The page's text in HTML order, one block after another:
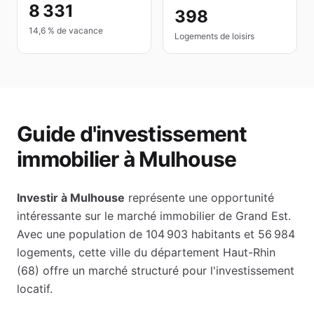
8 331
14,6 % de vacance
398
Logements de loisirs
Guide d'investissement
immobilier àMulhouse
Investir à Mulhouse représente une opportunité
intéressante sur le marché immobilier de Grand Est.
Avec une population de 104 903 habitants et 56 984
logements, cette ville du département Haut-Rhin
(68) offre un marché structuré pour l'investissement
locatif.